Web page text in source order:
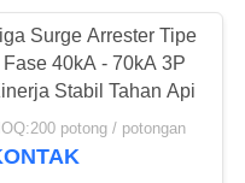
C
57
Surge Arrester Tipe
Fase 40kA - 70kA 3P
Stabil Tahan Api
potong / potongan